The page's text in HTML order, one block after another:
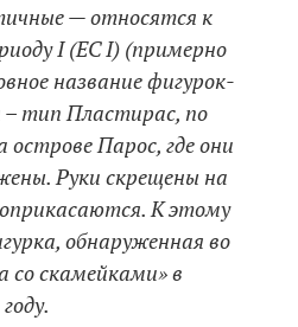
— относятся к
I (EC I) (примерно
название фигурок-
– тип Пластирас, по
острове Парос, где они
Руки скрещены на
К этому
обнаруженная во
со скамейками» в